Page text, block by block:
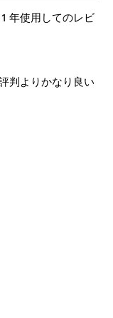
年使用してのレビ
判よりかなり良い